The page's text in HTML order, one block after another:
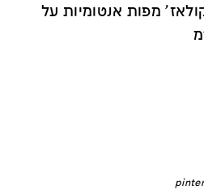
מפות אנטומיות על